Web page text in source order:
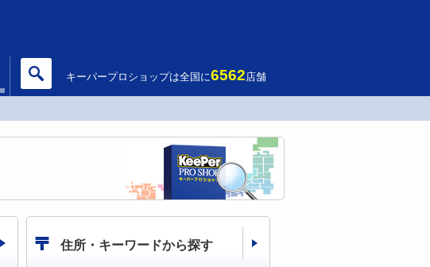
キーパープロショップは全国に6562店舗
住所・キーワードから探す